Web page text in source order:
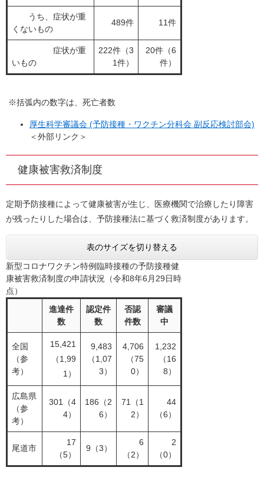
うち、症状が重
くないもの
489件 11件
症状が重
いもの
222件（3
1件）
20件（6
件）
※括弧内の数字は、死亡者数
厚生科学審議会 (予防接種・ワクチン分科会 副反応検討部会)
＜外部リンク＞
健康被害救済制度
定期予防接種によって健康被害が生じ、医療機関で治療したり障害
が残ったりした場合は、予防接種法に基づく救済制度があります。
表のサイズを切り替える
新型コロナワクチン特例臨時接種の予防接種健
康被害救済制度の申請状況（令和8年6月29日時
点）
進達件
数
認定件
数
否認
件数
審議
中
全国
（参
考）
15,421
（1,99
1）
9,483
（1,07
3）
4,706
（75
0）
1,232
（16
8）
広島県
（参
考）
301（4
4）
186（2
6）
71（1
2）
44
（6）
尾道市
17
（5）
9（3）
6
（2）
2
（0）